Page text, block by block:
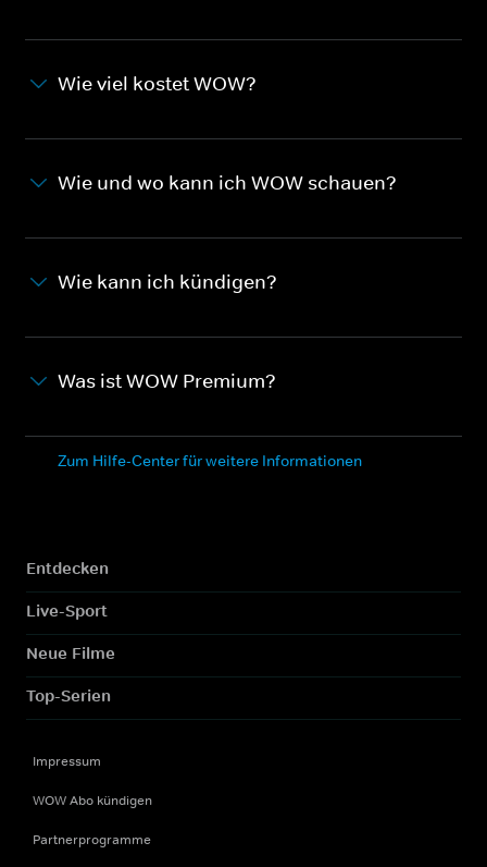
Wie viel kostet WOW?
Wie und wo kann ich WOW schauen?
Wie kann ich kündigen?
Was ist WOW Premium?
Zum Hilfe-Center für weitere Informationen
Entdecken
Live-Sport
Neue Filme
Top-Serien
Impressum
WOW Abo kündigen
Partnerprogramme